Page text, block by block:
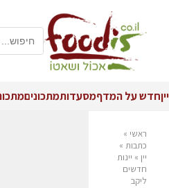
ייןחדש על המדףמסעדותמתכונים
ראשי »
כתבות »
יין » יינות
חדשים
ליקב